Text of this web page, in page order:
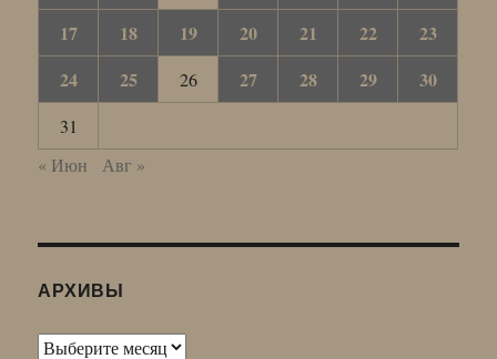
17
18 19 20 21 22
23
24
25 26 27 28 29 30
31
« Июн
Авг »
АРХИВЫ
Архивы